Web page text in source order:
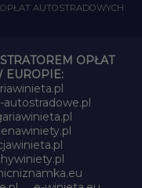
AUTOSTRADOWYCH
OPŁAT
EUROPIE:
autostradowe.pl